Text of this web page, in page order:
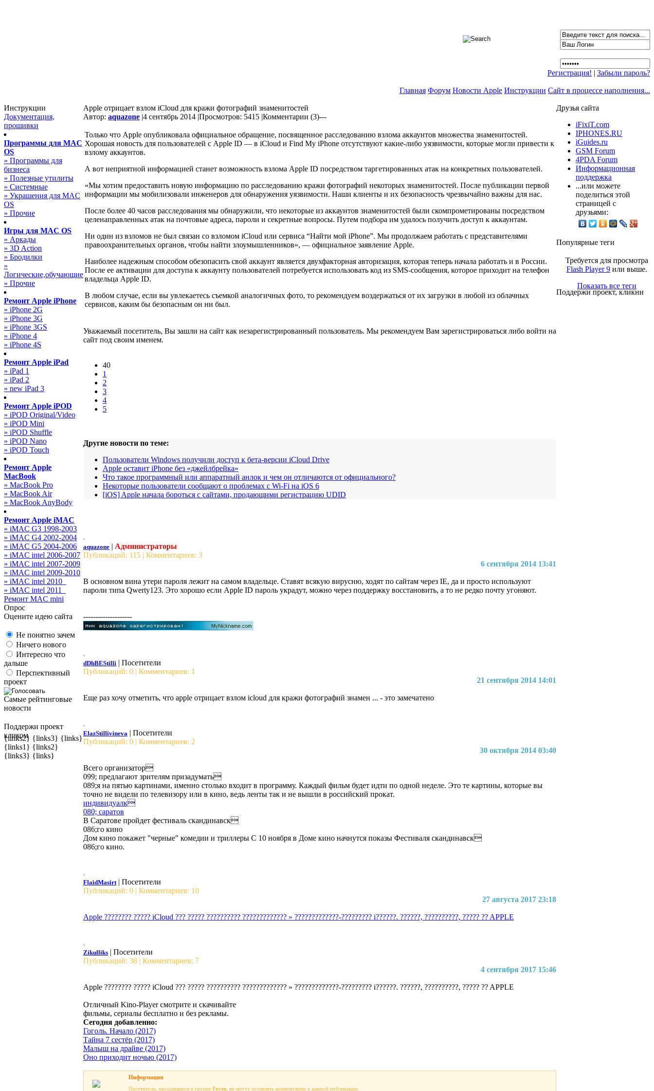
Регистрация! | Забыли пароль?
Главная Форум Новости Apple Инструкции Сайт в процессе наполнения...
Инструкции
Документация,
прошивки
Программы для MAC
OS
» Программы для
бизнеса
» Полезные утилиты
» Системные
» Украшения для MAC
OS
» Прочие
Игры для MAC OS
» Аркады
» 3D Action
» Бродилки
»
Логические,обучающие
» Прочие
Ремонт Apple iPhone
» iPhone 2G
» iPhone 3G
» iPhone 3GS
» iPhone 4
» iPhone 4S
Ремонт Apple iPad
» iPad 1
» iPad 2
» new iPad 3
Ремонт Apple iPOD
» iPOD Original/Video
» iPOD Mini
» iPOD Shuffle
» iPOD Nano
» iPOD Touch
Ремонт Apple
MacBook
» MacBook Pro
» MacBook Air
» MacBook AnyBody
Ремонт Apple iMAC
» iMAC G3 1998-2003
» iMAC G4 2002-2004
» iMAC G5 2004-2006
» iMAC intel 2006-2007
» iMAC intel 2007-2009
» iMAC intel 2009-2010
» iMAC intel 2010_
» iMAC intel 2011_
Ремонт MAC mini
Опрос
Оцените идею сайта
Не понятно зачем
Ничего нового
Интересно что
дальше
Перспективный
проект
Самые рейтинговые
новости
Поддержи проект
кликом
{links2} {links3} {links}
{links1} {links2}
{links3} {links}
Apple отрицает взлом iCloud для кражи фотографий знаменитостей
Автор: aquazone |4 сентябрь 2014 |Просмотров: 5415 |Комментарии (3)---
Только что Apple опубликовала официальное обращение, посвященное расследованию взлома аккаунтов множества знаменитостей.
Хорошая новость для пользователей с Apple ID — в iCloud и Find My iPhone отсутствуют какие-либо уязвимости, которые могли привести к
взлому аккаунтов.
А вот неприятной информацией станет возможность взлома Apple ID посредством таргетированных атак на конкретных пользователей.
«Мы хотим предоставить новую информацию по расследованию кражи фотографий некоторых знаменитостей. После публикации первой
информации мы мобилизовали инженеров для обнаружения уязвимости. Наши клиенты и их безопасность чрезвычайно важны для нас.
После более 40 часов расследования мы обнаружили, что некоторые из аккаунтов знаменитостей были скомпрометированы посредством
целенаправленных атак на почтовые адреса, пароли и секретные вопросы. Путем подбора им удалось получить доступ к аккаунтам.
Ни один из взломов не был связан со взломом iCloud или сервиса “Найти мой iPhone”. Мы продолжаем работать с представителями
правоохранительных органов, чтобы найти злоумышленников», — официальное заявление Apple.
Наиболее надежным способом обезопасить свой аккаунт является двухфакторная авторизация, которая теперь начала работать и в России.
После ее активации для доступа к аккаунту пользователей потребуется использовать код из SMS-сообщения, которое приходит на телефон
владельца Apple ID.
В любом случае, если вы увлекаетесь съемкой аналогичных фото, то рекомендуем воздержаться от их загрузки в любой из облачных
сервисов, каким бы безопасным он ни был.
Уважаемый посетитель, Вы зашли на сайт как незарегистрированный пользователь. Мы рекомендуем Вам зарегистрироваться либо войти на
сайт под своим именем.
40
1
2
3
4
5
Другие новости по теме:
Пользователи Windows получили доступ к бета-версии iCloud Drive
Apple оставит iPhone без «джейлбрейка»
Что такое программный или аппаратный анлок и чем он отличаются от официального?
Некоторые пользователи сообщают о проблемах с Wi-Fi на iOS 6
[iOS] Apple начала бороться с сайтами, продающими регистрацию UDID
aquazone | Администраторы
Публикаций: 115 | Комментариев: 3
6 сентября 2014 13:41
В основном вина утери пароля лежит на самом владельце. Ставят всякую вирусню, ходят по сайтам через IE, да и просто используют
пароли типа Qwerty123. Это хорошо если Apple ID пароль украдут, можно через поддержку восстановить, а то не редко почту угоняют.
--------------------
dDhBEStilli | Посетители
Публикаций: 0 | Комментариев: 1
21 сентября 2014 14:01
Еще раз хочу отметить, что apple отрицает взлом icloud для кражи фотографий знамен ... - это замечатено
ElazStillivineva | Посетители
Публикаций: 0 | Комментариев: 2
30 октября 2014 03:40
Всего организатор
099; предлагают зрителям призадумать
089;я на пятью картинами, именно столько входит в программу. Каждый фильм будет идти по одной неделе. Это те картины, которые вы
точно не видели по телевизору или в кино, ведь ленты так и не вышли в российский прокат.
индивидуалк
080; саратов
В Саратове пройдет фестиваль скандинавск
086;го кино
Дом кино покажет "черные" комедии и триллеры С 10 ноября в Доме кино начнутся показы Фестиваля скандинавск
086;го кино.
FlaidMasirt | Посетители
Публикаций: 0 | Комментариев: 10
27 августа 2017 23:18
Apple ???????? ????? iCloud ??? ????? ?????????? ????????????? » ?????????????-????????? i??????. ??????, ??????????, ????? ?? APPLE
Zikulliks | Посетители
Публикаций: 38 | Комментариев: 7
4 сентября 2017 15:46
Apple ???????? ????? iCloud ??? ????? ?????????? ????????????? » ?????????????-????????? i??????. ??????, ??????????, ????? ?? APPLE
Отличный Kino-Player смотрите и скачивайте
фильмы, сериалы бесплатно и без рекламы.
Сегодня добавленно:
Гоголь. Начало (2017)
Тайна 7 сестёр (2017)
Малыш на драйве (2017)
Оно приходит ночью (2017)
Информация
Посетители, находящиеся в группе Гости , не могут оставлять комментарии к данной публикации.
Друзья сайта
iFixiT.com
IPHONES.RU
iGuides.ru
GSM Forum
4PDA Forum
Информационная
поддержка
...или можете
поделиться этой
страницей с
друзьями:
Популярные теги
Требуется для просмотра
Flash Player 9 или выше.
Показать все теги
Поддержи проект, кликни